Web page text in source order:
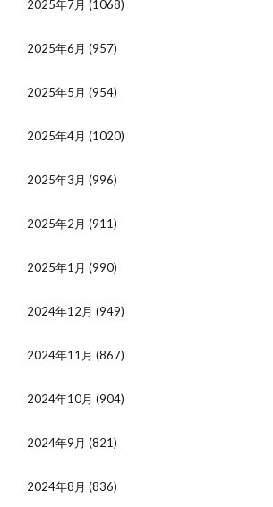
2025年7月 (1068)
2025年6月 (957)
2025年5月 (954)
2025年4月 (1020)
2025年3月 (996)
2025年2月 (911)
2025年1月 (990)
2024年12月 (949)
2024年11月 (867)
2024年10月 (904)
2024年9月 (821)
2024年8月 (836)